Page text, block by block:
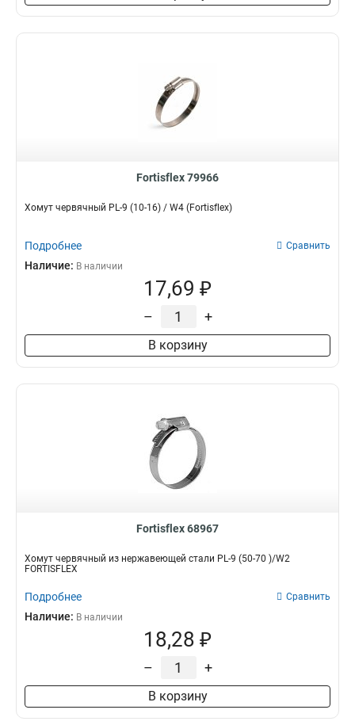
Fortisflex 79966
Хомут червячный PL-9 (10-16) / W4 (Fortisflex)
Подробнее Сравнить
Наличие: В наличии
17,69 ₽
– +
В корзину
Fortisflex 68967
Хомут червячный из нержавеющей стали PL-9 (50-70 )/W2
FORTISFLEX
Подробнее Сравнить
Наличие: В наличии
18,28 ₽
– +
В корзину